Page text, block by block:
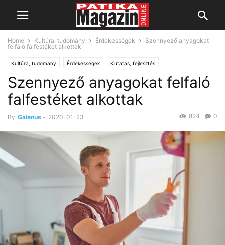
Home Kultúra, tudomány Érdekességek
Szennyező anyagokat
felfaló falfestéket alkottak
Kultúra, tudomány Érdekességek Kutatás, fejlesztés
Szennyező anyagokat felfaló
falfestéket alkottak
By Galenus - 2020-01-23 0
824